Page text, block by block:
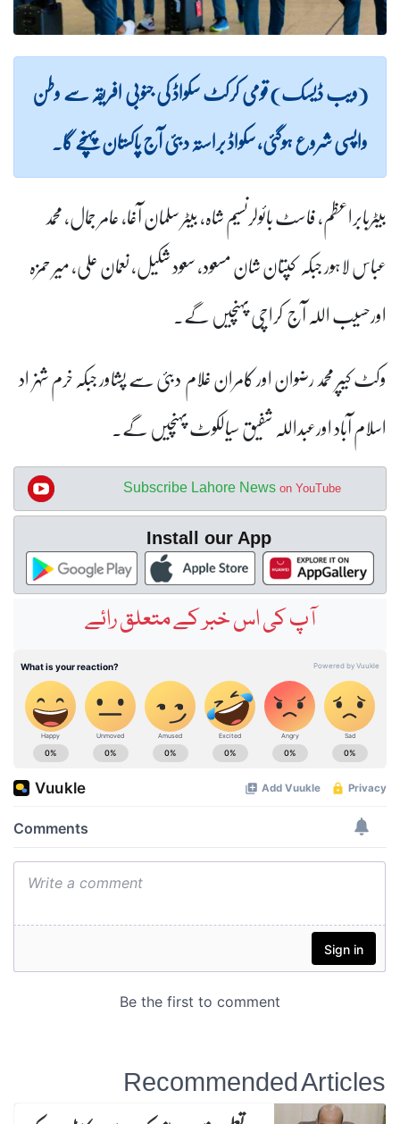
(ویب ڈیسک) قومی کرکٹ سکواڈ کی جنوبی افریقہ سے وطن
واپسی شروع ہوگئی، سکواڈ براستہ دبئی آج پاکستان پہنچے گا۔
بیٹربابراعظم، فاسٹ بائولرنسیم شاہ، بیٹر سلمان آغا، عامر جمال، محمد
عباس لاہور جبکہ کپتان شان مسعود، سعود شکیل، نعمان علی، میر حمزہ
اورحسیب اللہ آج کراچی پہنچیں گے۔
وکٹ کیپر محمد رضوان اور کامران غلام دبئی سے پشاور جبکہ خرم شہزاد
اسلام آباد اورعبداللہ شفیق سیالکوٹ پہنچیں گے۔
Subscribe Lahore News on YouTube
Install our App
آپ کی اس خبر کے متعلق رائے
Recommended Articles